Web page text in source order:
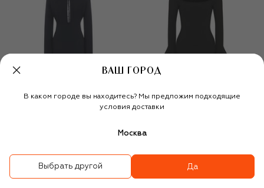
Платье
Платье из вискозы
ВАШ ГОРОД
В каком городе вы находитесь? Мы предложим подходящие
условия доставки
Москва
Выбрать другой Да